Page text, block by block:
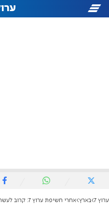
ערוץ 7 בארץ אחרי חשיפת ערוץ 7: קרוב לעשרה מתקני אונר"א קיבלו התראות לפני ניתוק מים וחשמל